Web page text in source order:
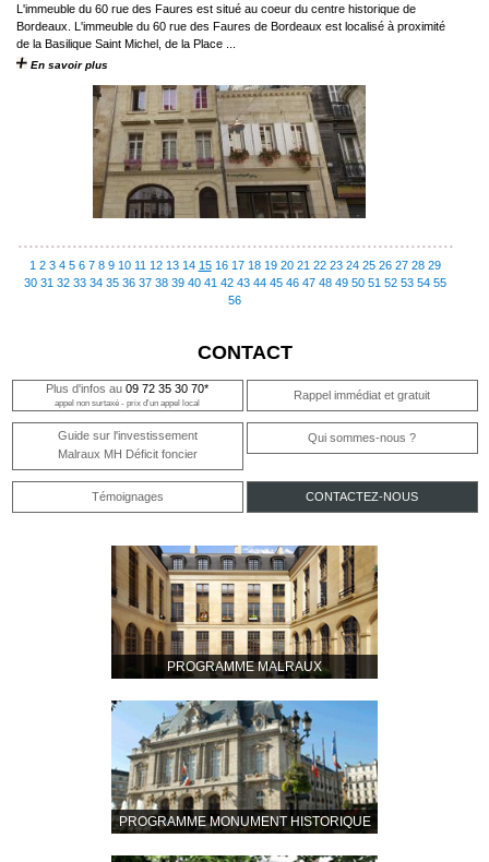
L'immeuble du 60 rue des Faures est situé au coeur du centre historique de
Bordeaux. L'immeuble du 60 rue des Faures de Bordeaux est localisé à proximité
de la Basilique Saint Michel, de la Place ...
En savoir plus
1 2 3 4 5 6 7 8 9 10 11 12 13 14 15 16 17 18 19 20 21 22 23 24 25 26 27 28 29
30 31 32 33 34 35 36 37 38 39 40 41 42 43 44 45 46 47 48 49 50 51 52 53 54 55
56
CONTACT
Plus d'infos au 09 72 35 30 70*
appel non surtaxé - prix d'un appel local
Rappel immédiat et gratuit
Guide sur l'investissement
Malraux MH Déficit foncier
Qui sommes-nous ?
Témoignages CONTACTEZ-NOUS
PROGRAMME MALRAUX
PROGRAMME MONUMENT HISTORIQUE